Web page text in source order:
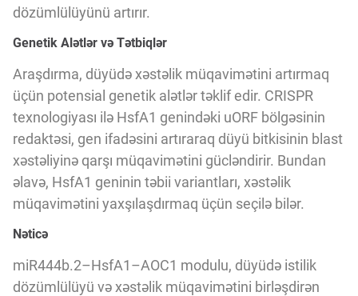
dözümlülüyünü artırır.
Genetik Alətlər və Tətbiqlər
Araşdırma, düyüdə xəstəlik müqavimətini artırmaq
üçün potensial genetik alətlər təklif edir. CRISPR
texnologiyası ilə HsfA1 genindəki uORF bölgəsinin
redaktəsi, gen ifadəsini artıraraq düyü bitkisinin blast
xəstəliyinə qarşı müqavimətini gücləndirir. Bundan
əlavə, HsfA1 geninin təbii variantları, xəstəlik
müqavimətini yaxşılaşdırmaq üçün seçilə bilər.
Nəticə
miR444b.2–HsfA1–AOC1 modulu, düyüdə istilik
dözümlülüyü və xəstəlik müqavimətini birləşdirən